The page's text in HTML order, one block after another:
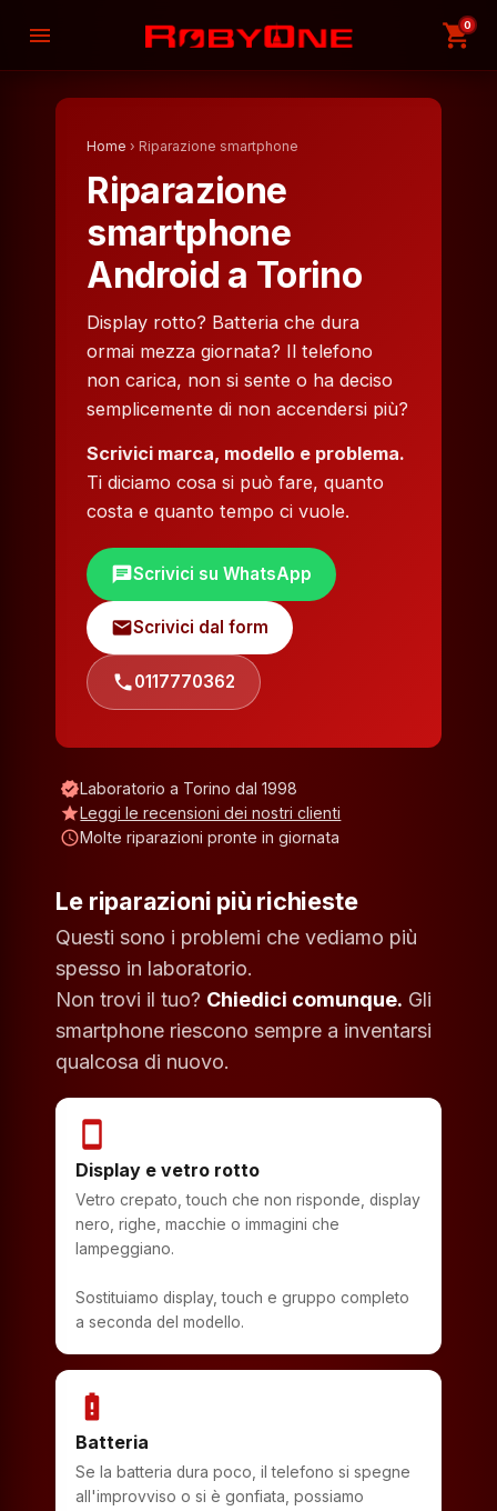
menu shopping_cart
0
Home › Riparazione smartphone
Riparazione
smartphone
Android a Torino
Display rotto? Batteria che dura
ormai mezza giornata? Il telefono
non carica, non si sente o ha deciso
semplicemente di non accendersi più?
Scrivici marca, modello e problema.
Ti diciamo cosa si può fare, quanto
costa e quanto tempo ci vuole.
chatScrivici su WhatsApp
mailScrivici dal form
phone0117770362
verifiedLaboratorio a Torino dal 1998
starLeggi le recensioni dei nostri clienti
scheduleMolte riparazioni pronte in giornata
Le riparazioni più richieste
Questi sono i problemi che vediamo più
spesso in laboratorio.
Non trovi il tuo? Chiedici comunque. Gli
smartphone riescono sempre a inventarsi
qualcosa di nuovo.
smartphone
Display e vetro rotto
Vetro crepato, touch che non risponde, display
nero, righe, macchie o immagini che
lampeggiano.
Sostituiamo display, touch e gruppo completo
a seconda del modello.
battery_alert
Batteria
Se la batteria dura poco, il telefono si spegne
all'improvviso o si è gonfiata, possiamo